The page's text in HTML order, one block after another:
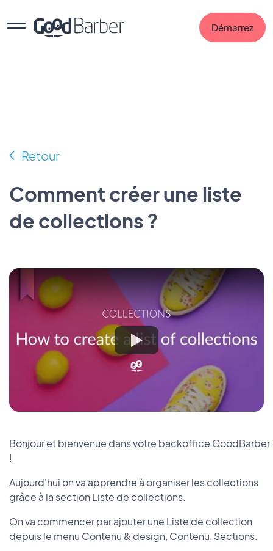
Démarrez
Retour
Comment créer une liste
de collections ?
Bonjour et bienvenue dans votre backoffice GoodBarber
!
Aujourd'hui on va apprendre à organiser les collections
grâce à la section Liste de collections.
On va commencer par ajouter une Liste de collection
depuis le menu Contenu & design, Contenu, Sections.